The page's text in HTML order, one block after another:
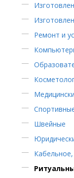
Ремонт и
Швейные